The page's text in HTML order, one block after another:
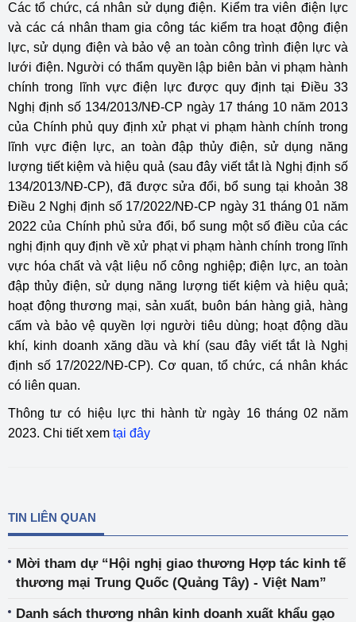
Các tổ chức, cá nhân sử dụng điện. Kiểm tra viên điện lực
và các cá nhân tham gia công tác kiểm tra hoạt động điện
lực, sử dụng điện và bảo vệ an toàn công trình điện lực và
lưới điện. Người có thẩm quyền lập biên bản vi phạm hành
chính trong lĩnh vực điện lực được quy định tại Điều 33
Nghị định số 134/2013/NĐ-CP ngày 17 tháng 10 năm 2013
của Chính phủ quy định xử phạt vi phạm hành chính trong
lĩnh vực điện lực, an toàn đập thủy điện, sử dụng năng
lượng tiết kiệm và hiệu quả (sau đây viết tắt là Nghị định số
134/2013/NĐ-CP), đã được sửa đổi, bổ sung tại khoản 38
Điều 2 Nghị định số 17/2022/NĐ-CP ngày 31 tháng 01 năm
2022 của Chính phủ sửa đổi, bổ sung một số điều của các
nghị định quy định về xử phạt vi phạm hành chính trong lĩnh
vực hóa chất và vật liệu nổ công nghiệp; điện lực, an toàn
đập thủy điện, sử dụng năng lượng tiết kiệm và hiệu quả;
hoạt động thương mại, sản xuất, buôn bán hàng giả, hàng
cấm và bảo vệ quyền lợi người tiêu dùng; hoạt động dầu
khí, kinh doanh xăng dầu và khí (sau đây viết tắt là Nghị
định số 17/2022/NĐ-CP). Cơ quan, tổ chức, cá nhân khác
có liên quan.
Thông tư có hiệu lực thi hành từ ngày 16 tháng 02 năm
2023. Chi tiết xem tại đây
TIN LIÊN QUAN
Mời tham dự “Hội nghị giao thương Hợp tác kinh tế
thương mại Trung Quốc (Quảng Tây) - Việt Nam”
Danh sách thương nhân kinh doanh xuất khẩu gạo